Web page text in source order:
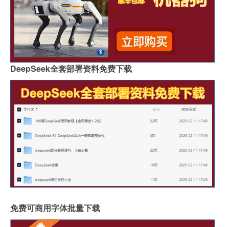
DeepSeek全套部署资料免费下载
免费可商用字体批量下载